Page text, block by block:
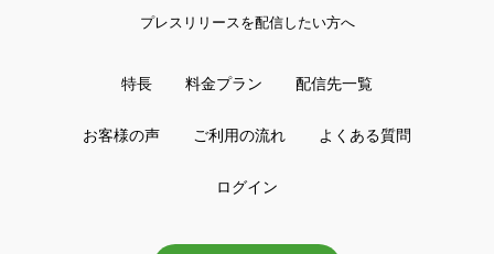
プレスリリースを配信したい方へ
特長 料金プラン 配信先一覧
お客様の声 ご利用の流れ よくある質問
ログイン